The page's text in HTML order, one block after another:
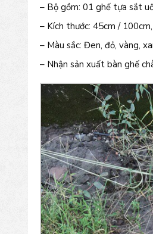
– Bộ gồm: 01 ghế tựa sắt
– Kích thước: 45cm /
– Màu sắc: Đen, đỏ, vàng,
– Nhận sản xuất bàn ghế